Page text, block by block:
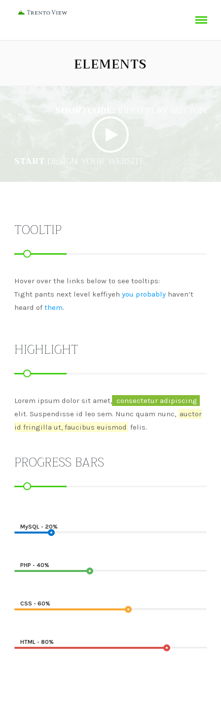
ELEMENTS
SHORTCODE: VIDEO PLAY BUTTON
START DESIGN YOUR WEBSITE
TOOLTIP
Hover over the links below to see tooltips:
Tight pants next level keffiyeh you probablyhaven’t
heard of them.
HIGHLIGHT
Lorem ipsum dolor sit amet, consectetur adipiscing
elit. Suspendisse id leo sem. Nunc quam nunc, auctor
id fringilla ut, faucibus euismod felis.
PROGRESS BARS
MySQL - 20%
PHP - 40%
CSS - 60%
HTML - 80%